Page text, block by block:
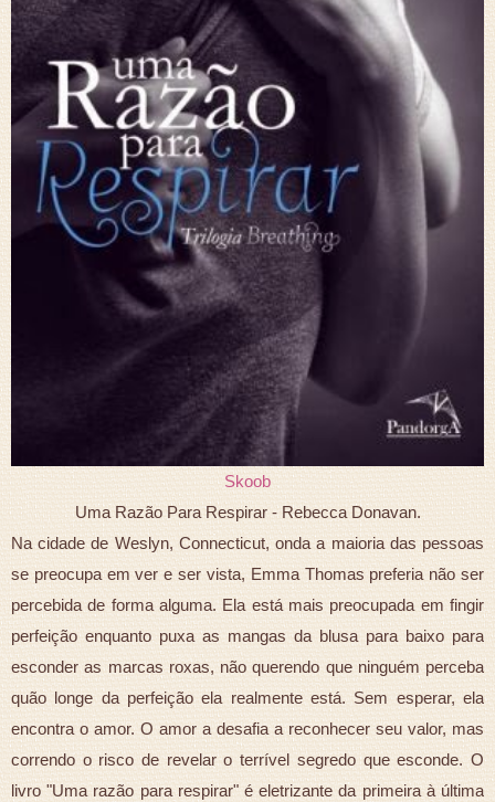
Skoob
Uma Razão Para Respirar - Rebecca Donavan.
Na cidade de Weslyn, Connecticut, onda a maioria das pessoas
se preocupa em ver e ser vista, Emma Thomas preferia não ser
percebida de forma alguma. Ela está mais preocupada em fingir
perfeição enquanto puxa as mangas da blusa para baixo para
esconder as marcas roxas, não querendo que ninguém perceba
quão longe da perfeição ela realmente está. Sem esperar, ela
encontra o amor. O amor a desafia a reconhecer seu valor, mas
correndo o risco de revelar o terrível segredo que esconde. O
livro "Uma razão para respirar" é eletrizante da primeira à última